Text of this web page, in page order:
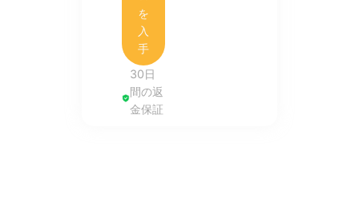
を
入
手
30日
間の返
金保証